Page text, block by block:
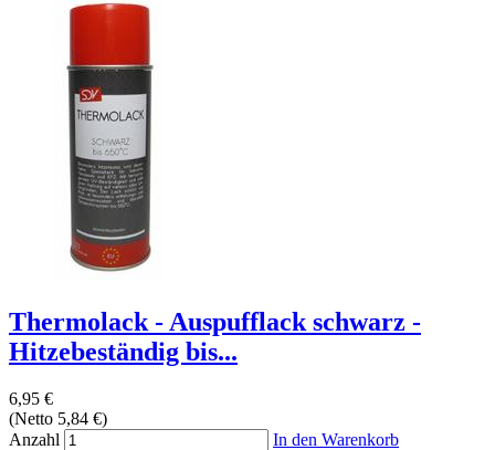
Thermolack - Auspufflack schwarz -
Hitzebeständig bis...
6,95 €
(Netto 5,84 €)
Anzahl
In den Warenkorb